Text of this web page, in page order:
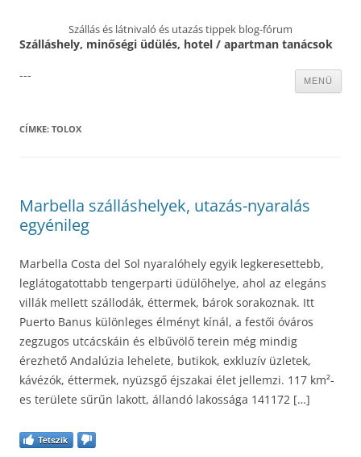
Szállás és látnivaló és utazás tippek blog-fórum
Szálláshely, minőségi üdülés, hotel / apartman tanácsok
MENÜ
---
CÍMKE: TOLOX
Marbella szálláshelyek, utazás-nyaralás
egyénileg
Marbella Costa del Sol nyaralóhely egyik legkeresettebb,
leglátogatottabb tengerparti üdülőhelye, ahol az elegáns
villák mellett szállodák, éttermek, bárok sorakoznak. Itt
Puerto Banus különleges élményt kínál, a festői óváros
zegzugos utcácskáin és elbűvölő terein még mindig
érezhető Andalúzia lehelete, butikok, exkluzív üzletek,
kávézók, éttermek, nyüzsgő éjszakai élet jellemzi. 117 km²-
es területe sűrűn lakott, állandó lakossága 141172 […]
Tetszik